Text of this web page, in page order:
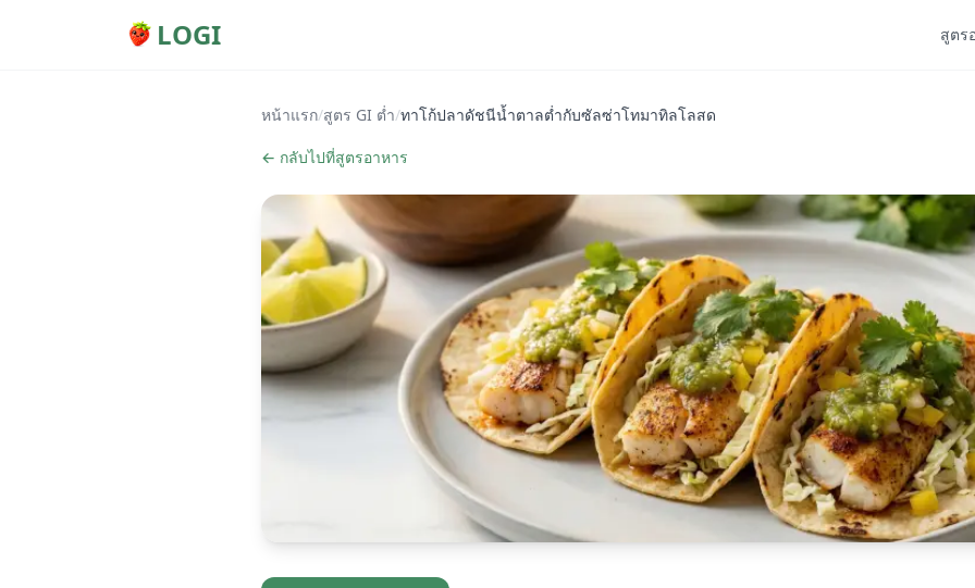
LOGI สูตร
หน้าแรก/สูตร GI ต่ำ/ทาโก้ปลาดัชนีน้ำตาลต่ำกับซัลซ่าโทมาทิลโลสด
← กลับไปที่สูตรอาหาร